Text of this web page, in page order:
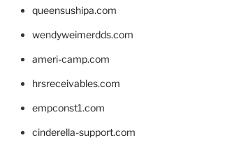
queensushipa.com
wendyweimerdds.com
ameri-camp.com
hrsreceivables.com
empconst1.com
cinderella-support.com